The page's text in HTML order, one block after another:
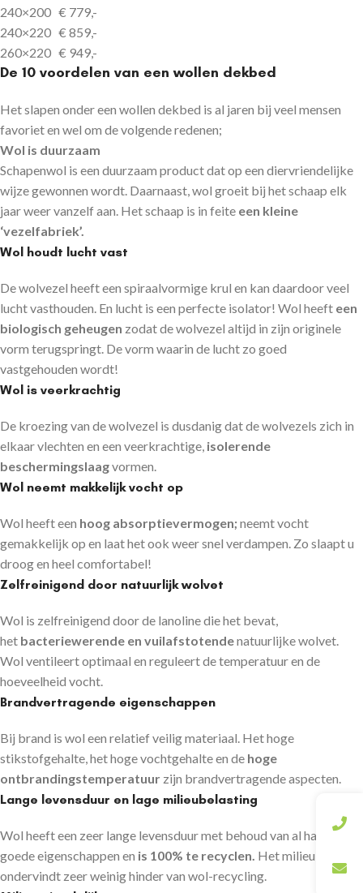
240×200 € 779,-
240×220 € 859,-
260×220 € 949,-
De 10 voordelen van een wollen dekbed
Het slapen onder een wollen dekbed is al jaren bij veel mensen
favoriet en wel om de volgende redenen;
Wol is duurzaam
Schapenwol is een duurzaam product dat op een diervriendelijke
wijze gewonnen wordt. Daarnaast, wol groeit bij het schaap elk
jaar weer vanzelf aan. Het schaap is in feite een kleine
‘vezelfabriek’.
Wol houdt lucht vast
De wolvezel heeft een spiraalvormige krul en kan daardoor veel
lucht vasthouden. En lucht is een perfecte isolator! Wol heeft een
biologisch geheugen zodat de wolvezel altijd in zijn originele
vorm terugspringt. De vorm waarin de lucht zo goed
vastgehouden wordt!
Wol is veerkrachtig
De kroezing van de wolvezel is dusdanig dat de wolvezels zich in
elkaar vlechten en een veerkrachtige, isolerende
beschermingslaagvormen.
Wol neemt makkelijk vocht op
Wol heeft een hoog absorptievermogen;neemt vocht
gemakkelijk op en laat het ook weer snel verdampen. Zo slaapt u
droog en heel comfortabel!
Zelfreinigend door natuurlijk wolvet
Wol is zelfreinigend door de lanoline die het bevat,
het bacteriewerende en vuilafstotendenatuurlijke wolvet.
Wol ventileert optimaal en reguleert de temperatuur en de
hoeveelheid vocht.
Brandvertragende eigenschappen
Bij brand is wol een relatief veilig materiaal. Het hoge
stikstofgehalte, het hoge vochtgehalte en de hoge
ontbrandingstemperatuur zijn brandvertragende aspecten.
Lange levensduur en lage milieubelasting
Wol heeft een zeer lange levensduur met behoud van al haar
goede eigenschappen en is 100% te recyclen. Het milieu
ondervindt zeer weinig hinder van wol-recycling.